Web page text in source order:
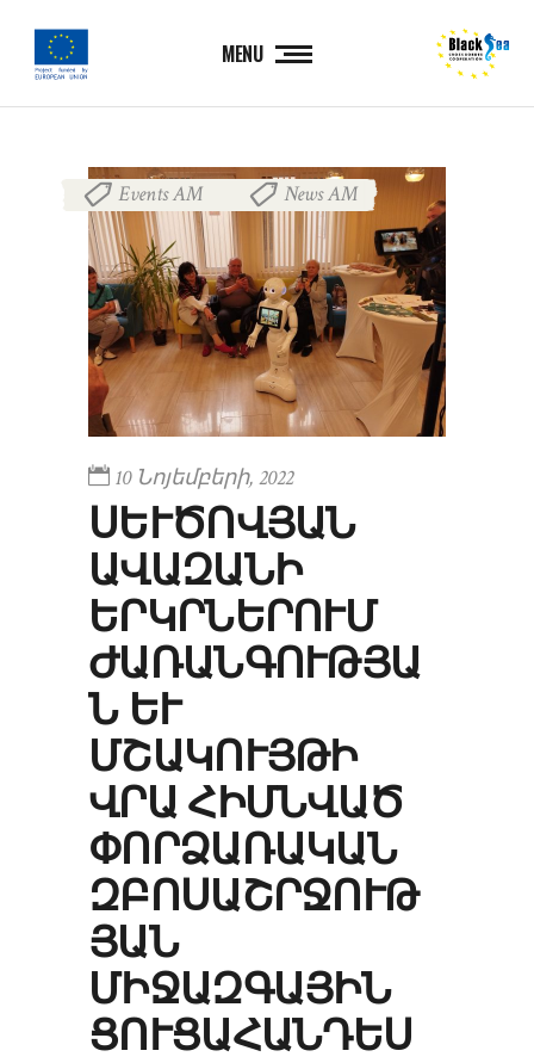
MENU
Events AM News AM
10 Նոյեմբերի, 2022
ՍԵՒԾՈՎՅԱՆ Ա
ՎԱԶԱՆԻ Ե
ՐԿՐՆԵՐՈՒՄ Ժ
ԱՌԱՆԳՈՒԹՅԱՆ
ԵՒ ՄՇ
ԱԿՈՒՅԹԻ ՎՐ
Ա ՀԻՄՆՎԱԾ ՓՈ
ՐՁԱՌԱԿԱՆ ԶԲ
ՈՍԱՇՐՋՈՒԹՅԱ
Ն ՄԻ
ՋԱԶԳԱՅԻՆ ՑՈ
ՒՑԱՀԱՆԴԵՍ